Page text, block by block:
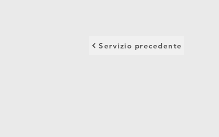
Servizio precedente